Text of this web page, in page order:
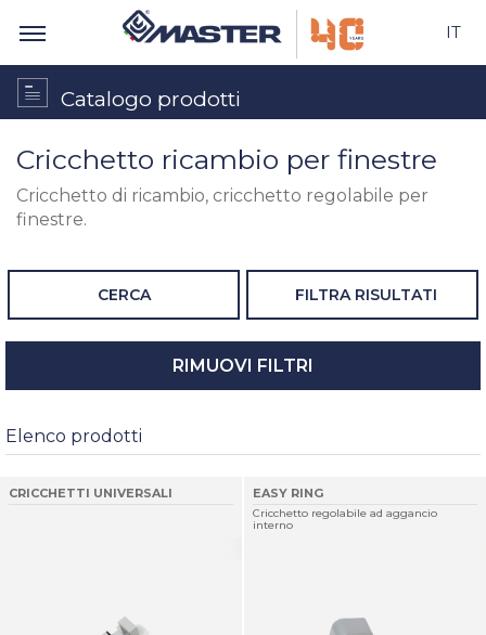
IT
Catalogo prodotti
Cricchetto ricambio per finestre
Cricchetto di ricambio, cricchetto regolabile per
finestre.
CERCA FILTRA RISULTATI
RIMUOVI FILTRI
Elenco prodotti
CRICCHETTI UNIVERSALI EASY RING
Cricchetto regolabile ad aggancio
interno